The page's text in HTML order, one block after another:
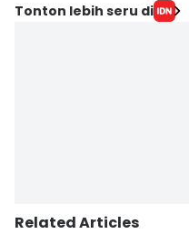
Tonton lebih seru di
Related Articles